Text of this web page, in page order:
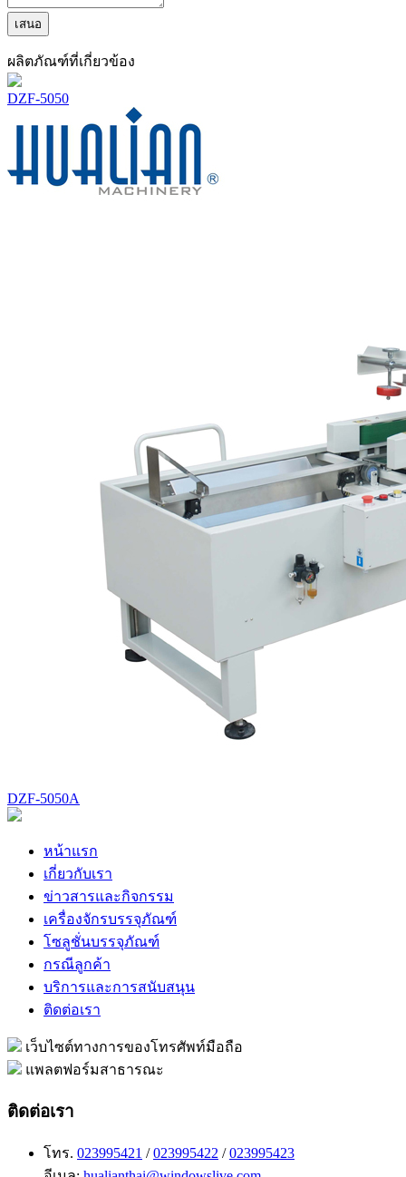
ผลิตภัณฑ์ที่เกี่ยวข้อง
DZF-5050
DZF-5050A
หน้าแรก
เกี่ยวกับเรา
ข่าวสารและกิจกรรม
เครื่องจักรบรรจุภัณฑ์
โซลูชั่นบรรจุภัณฑ์
กรณีลูกค้า
บริการและการสนับสนุน
ติดต่อเรา
เว็บไซต์ทางการของโทรศัพท์มือถือ
แพลตฟอร์มสาธารณะ
ติดต่อเรา
โทร. 023995421 /023995422 /023995423